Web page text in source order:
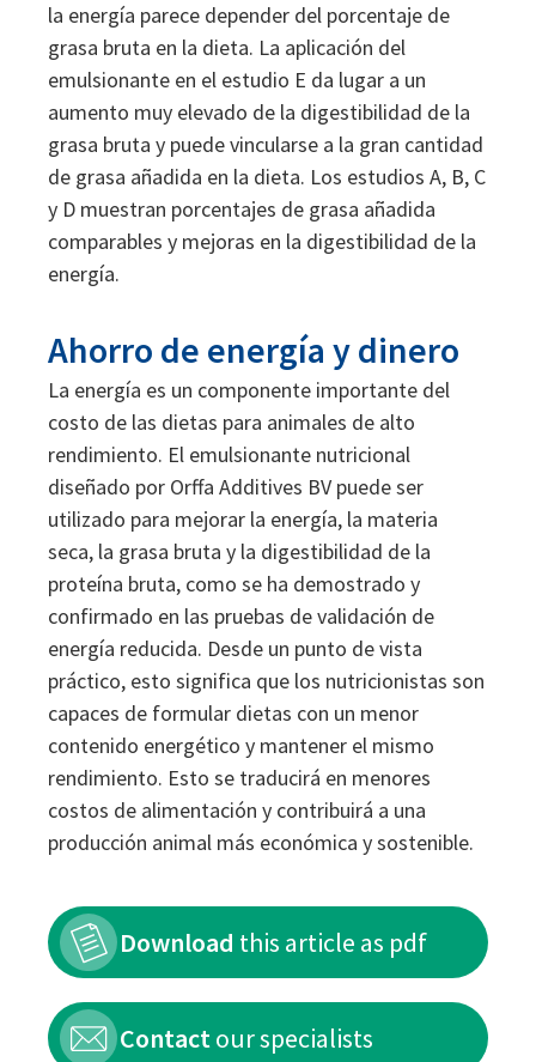
la energía parece depender del porcentaje de
grasa bruta en la dieta. La aplicación del
emulsionante en el estudio E da lugar a un
aumento muy elevado de la digestibilidad de la
grasa bruta y puede vincularse a la gran cantidad
de grasa añadida en la dieta. Los estudios A, B, C
y D muestran porcentajes de grasa añadida
comparables y mejoras en la digestibilidad de la
energía.
Ahorro de energía y dinero
La energía es un componente importante del
costo de las dietas para animales de alto
rendimiento. El emulsionante nutricional
diseñado por Orffa Additives BV puede ser
utilizado para mejorar la energía, la materia
seca, la grasa bruta y la digestibilidad de la
proteína bruta, como se ha demostrado y
confirmado en las pruebas de validación de
energía reducida. Desde un punto de vista
práctico, esto significa que los nutricionistas son
capaces de formular dietas con un menor
contenido energético y mantener el mismo
rendimiento. Esto se traducirá en menores
costos de alimentación y contribuirá a una
producción animal más económica y sostenible.
Download this article as pdf
Contactour specialists